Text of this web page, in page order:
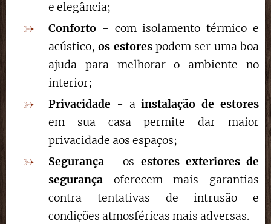
e elegância;
Conforto - com isolamento térmico e
acústico,os estorespodem ser uma boa
ajuda para melhorar o ambiente no
interior;
Privacidade - ainstalação de estores
em sua casa permite dar maior
privacidade aos espaços;
Segurança - os estores exteriores de
segurança oferecem mais garantias
contra tentativas de intrusão e
condições atmosféricas mais adversas.